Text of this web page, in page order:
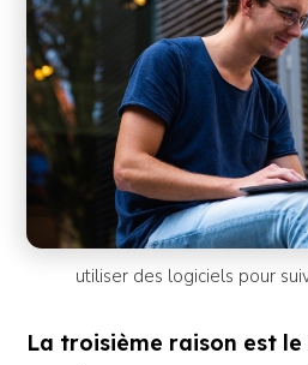
utiliser des logiciels pour
La troisième raison est le